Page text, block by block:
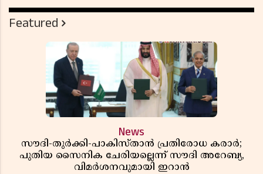
Featured
News
സൗദി-തുർക്കി-പാകിസ്താൻ പ്രതിരോധ കരാർ;
പുതിയ സൈനിക ചേരിയല്ലെന്ന് സൗദി അറേബ്യ,
വിമർശനവുമായി ഇറാൻ